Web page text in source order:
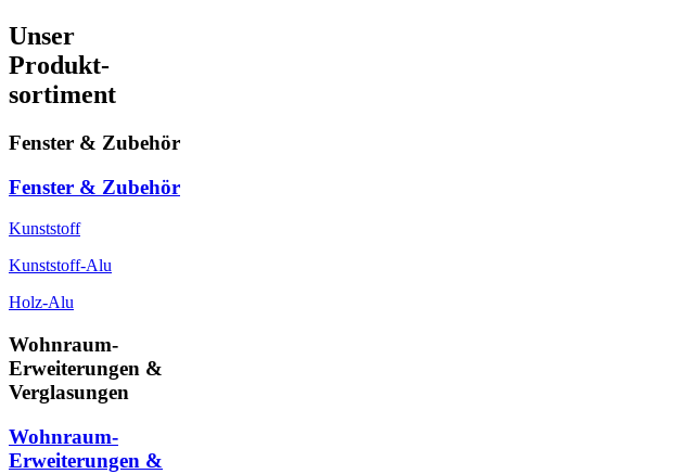
Unser
Produkt-
sortiment
Fenster & Zubehör
Fenster & Zubehör
Kunststoff
Kunststoff-Alu
Holz-Alu
Wohnraum-
Erweiterungen &
Verglasungen
Wohnraum-
Erweiterungen &